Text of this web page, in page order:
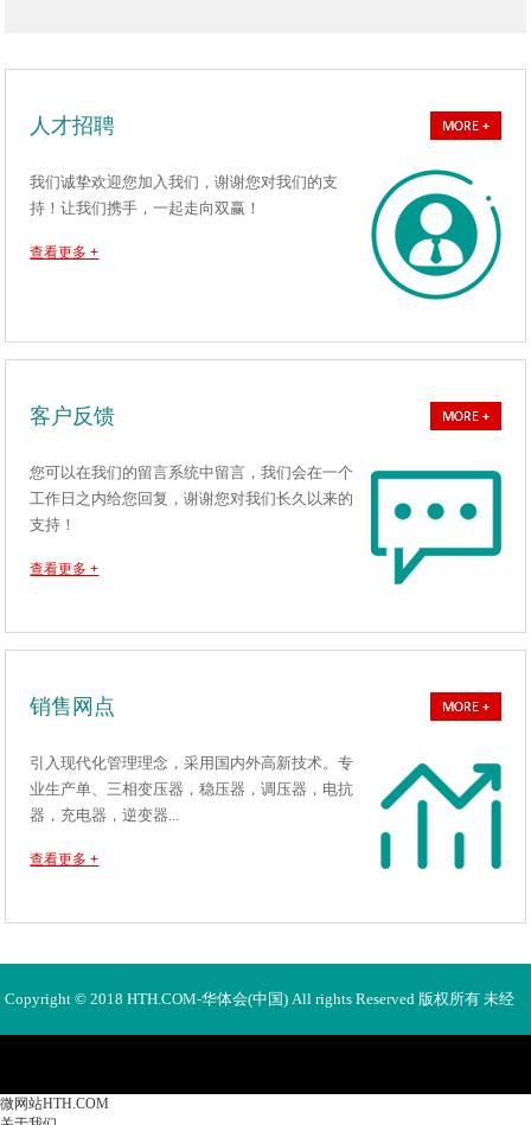
人才招聘
我们诚挚欢迎您加入我们，谢谢您对我们的支
持！让我们携手，一起走向双赢！
查看更多 +
客户反馈
您可以在我们的留言系统中留言，我们会在一个
工作日之内给您回复，谢谢您对我们长久以来的
支持！
查看更多 +
销售网点
引入现代化管理理念，采用国内外高新技术。专
业生产单、三相变压器，稳压器，调压器，电抗
器，充电器，逆变器...
查看更多 +
Copyright © 2018 HTH.COM-华体会(中国) All rights Reserved 版权所有 未经
微网站HTH.COM